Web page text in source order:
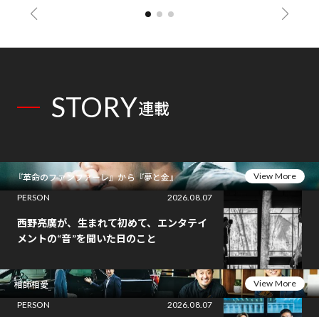
STORY連載
『革命のファンファーレ』から『夢と金』
View More
PERSON
2026.08.07
西野亮廣が、生まれて初めて、エンタテイ
メントの“音”を聞いた日のこと
相師相愛
View More
PERSON
2026.08.07